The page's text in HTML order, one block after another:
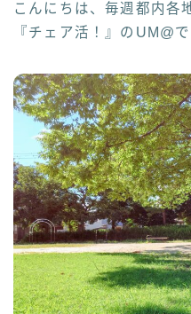
こんにちは、毎週都内各
『チェア活！』のUM@